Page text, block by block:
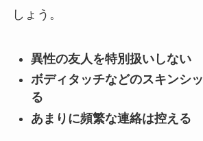
しょう。
異性の友人を特別扱いしない
ボディタッチなどのスキンシ
る
あまりに頻繁な連絡は控える